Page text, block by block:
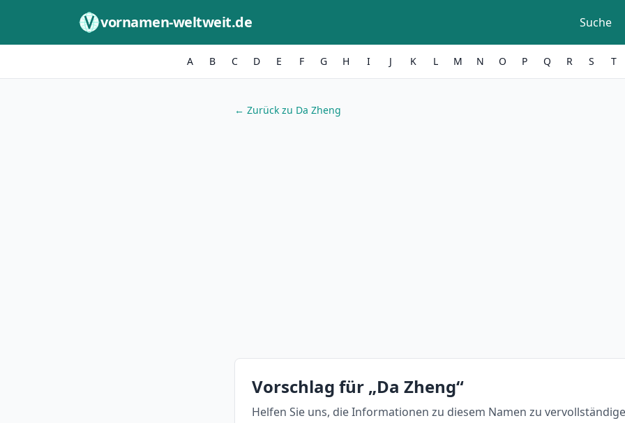
vornamen-weltweit.de Suche
A B C D E F G H I J K L M N O P Q R S T
← Zurück zu Da Zheng
Vorschlag für „Da Zheng“
Helfen Sie uns, die Informationen zu diesem Namen zu